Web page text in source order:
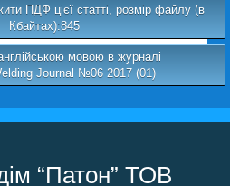
ПДФ цієї статті, розмір файлу (в
Кбайтах):845
мовою в журналі
Journal №06 2017 (01)
“Патон” ТОВ